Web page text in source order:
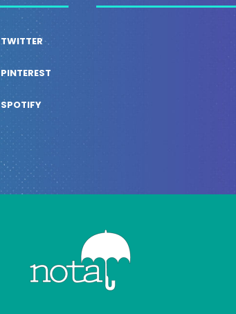
TWITTER
PINTEREST
SPOTIFY